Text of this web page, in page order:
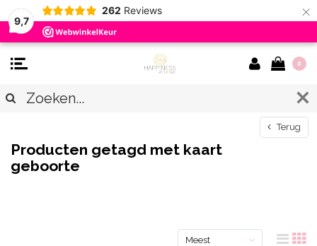
9,7
262 Reviews ×
0
Terug
Producten getagd met kaart
geboorte
Meest